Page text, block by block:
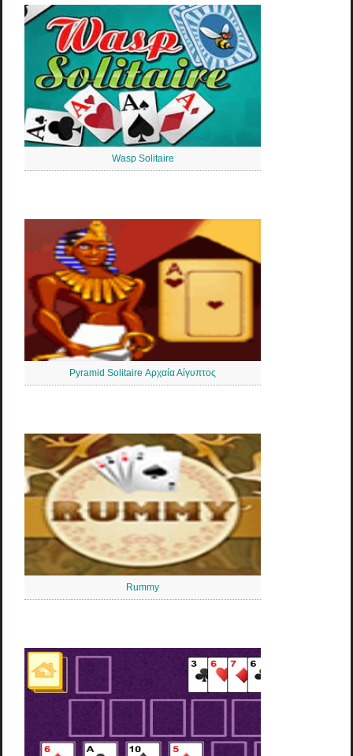
Wasp Solitaire
Pyramid Solitaire Αρχαία Αίγυπτος
Rummy